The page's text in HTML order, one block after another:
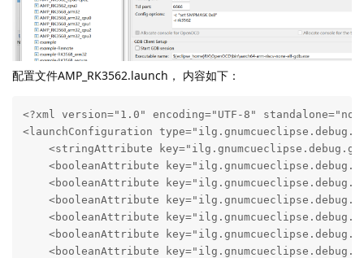
配置文件AMP_RK3562.launch， 内容如下：
<?xml version="1.0" encoding="UTF-8"
<launchConfiguration
<stringAttribute
<booleanAttribute
<booleanAttribute
<booleanAttribute
<booleanAttribute
<booleanAttribute
<booleanAttribute